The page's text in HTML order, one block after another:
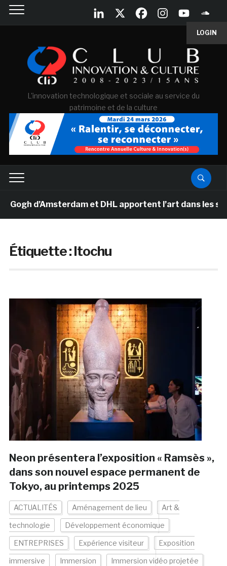
LOGIN
L'innovation technologique et sociale au service du
patrimoine et de la culture
d’Amsterdam et DHL apportent l’art dans les
Étiquette :Itochu
Neon présentera l’exposition « Ramsès »,
dans son nouvel espace permanent de
Tokyo, au printemps 2025
ACTUALITÉS Aménagement de lieu Art &
technologie Développement économique
ENTREPRISES Expérience visiteur Exposition
immersive Immersion Immersion vidéo projetée